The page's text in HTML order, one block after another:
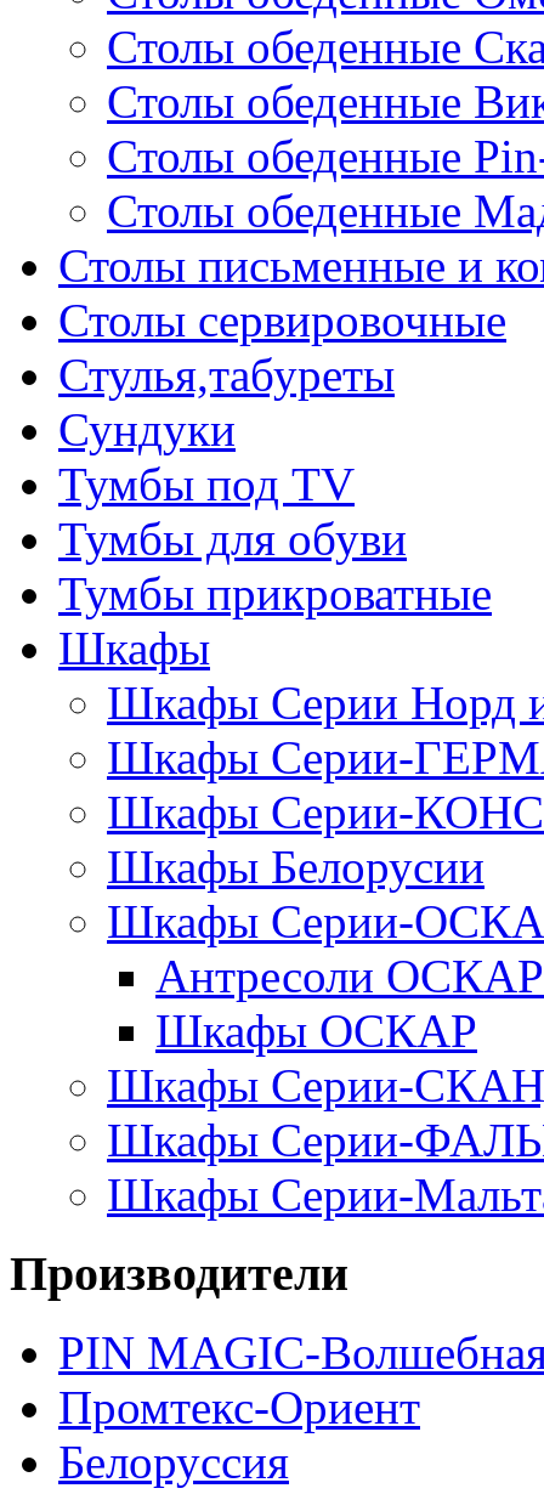
Столы обеденные
Столы обеденные
Столы обеденные
Столы обеденные
Столы письменные и
Столы сервировочные
Стулья,табуреты
Сундуки
Тумбы под TV
Тумбы для обуви
Тумбы прикроватные
Шкафы
Шкафы Серии
Шкафы Серии-
Шкафы Серии-
Шкафы Белорусии
Шкафы Серии-
Антресоли ОСКАР
Шкафы ОСКАР
Шкафы Серии-
Шкафы Серии-
Шкафы Серии-
Производители
PIN MAGIС-
Промтекс-Ориент
Белоруссия